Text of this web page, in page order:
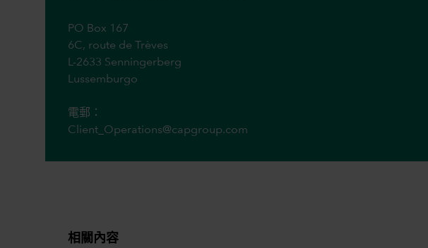
PO Box 167
6C, route de Trèves
L-2633 Senningerberg
Lussemburgo
‌電郵：
Client_Operations@capgroup.com
相關內容